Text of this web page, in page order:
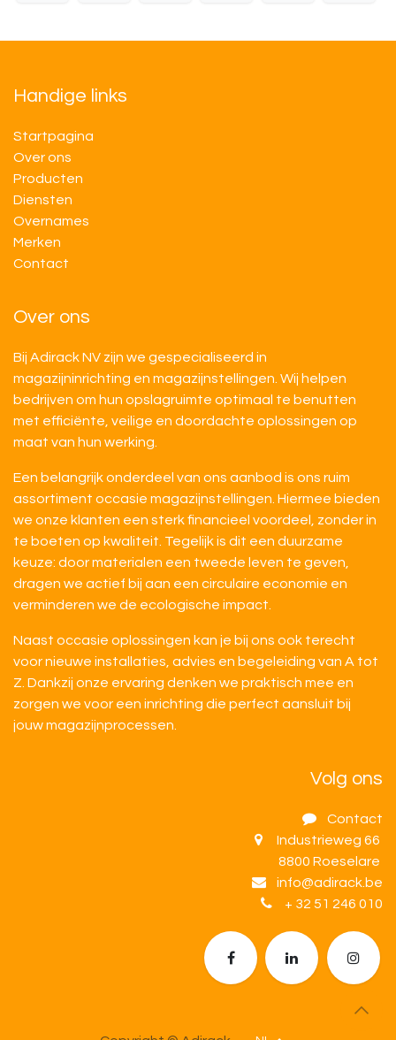
Handige links
Startpagina
Over ons
Producten
Diensten
Overnames
M​​erken
Contact
Over ons
Bij Adirack NV zijn we gespecialiseerd in
magazijninrichting en magazijnstellingen. Wij helpen
bedrijven om hun opslagruimte optimaal te benutten
met efficiënte, veilige en doordachte oplossingen op
maat van hun werking.
Een belangrijk onderdeel van ons aanbod is ons ruim
assortiment occasie magazijnstellingen. Hiermee bieden
we onze klanten een sterk financieel voordeel, zonder in
te boeten op kwaliteit. Tegelijk is dit een duurzame
keuze: door materialen een tweede leven te geven,
dragen we actief bij aan een circulaire economie en
verminderen we de ecologische impact.
Naast occasie oplossingen kan je bij ons ook terecht
voor nieuwe installaties, advies en begeleiding van A tot
Z. Dankzij onze ervaring denken we praktisch mee en
zorgen we voor een inrichting die perfect aansluit bij
jouw magazijnprocessen.
Volg ons
Contact
Industrieweg 66
8800 Roeselare
info@adirack.be
+ 32 51 246 010